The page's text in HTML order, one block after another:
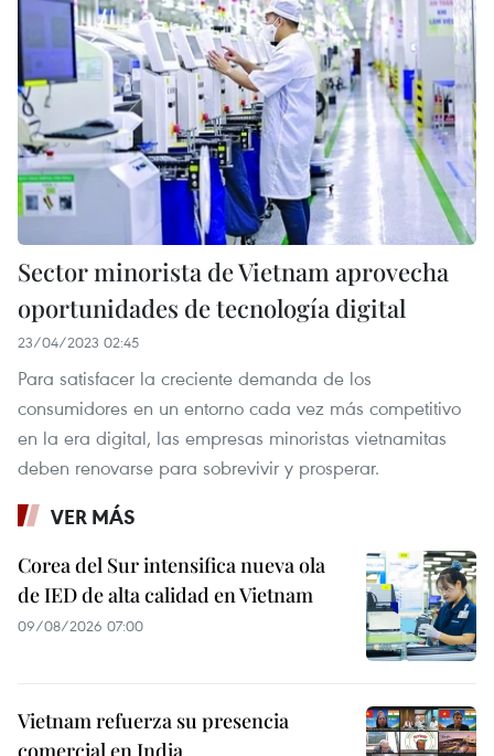
Sector minorista de Vietnam aprovecha
oportunidades de tecnología digital
23/04/2023 02:45
Para satisfacer la creciente demanda de los
consumidores en un entorno cada vez más competitivo
en la era digital, las empresas minoristas vietnamitas
deben renovarse para sobrevivir y prosperar.
VER MÁS
Corea del Sur intensifica nueva ola
de IED de alta calidad en Vietnam
09/08/2026 07:00
Vietnam refuerza su presencia
comercial en India